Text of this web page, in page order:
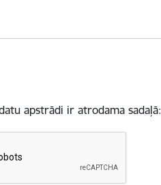
apstrādi ir atrodama sadaļā: